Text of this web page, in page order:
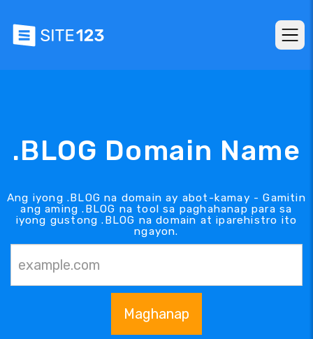
.BLOG Domain Name
Ang iyong .BLOG na domain ay abot-kamay - Gamitin
ang aming .BLOG na tool sa paghahanap para sa
iyong gustong .BLOG na domain at iparehistro ito
ngayon.
Maghanap